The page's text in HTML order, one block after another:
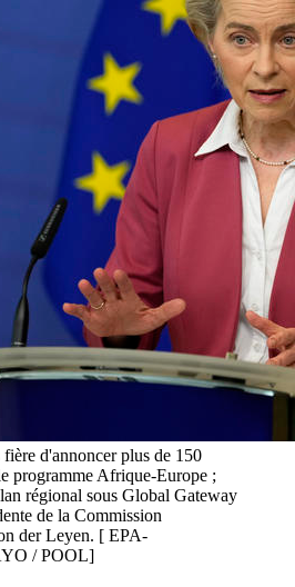
d'annoncer plus de 150
programme Afrique-Europe ;
régional sous Global Gateway
de la Commission
der Leyen. [ EPA-
/ POOL]